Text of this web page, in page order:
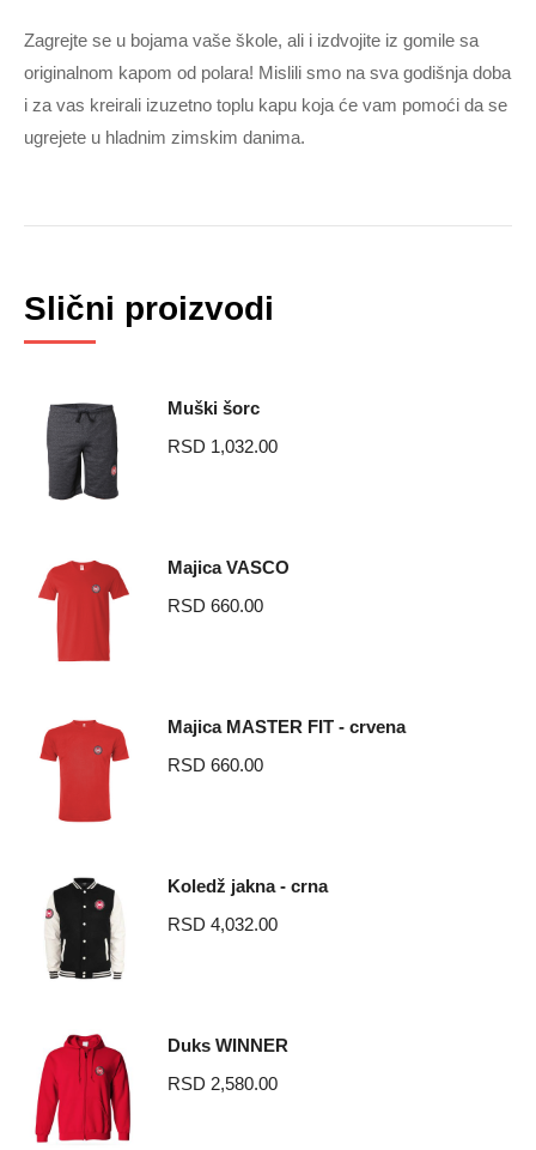
Zagrejte se u bojama vaše škole, ali i izdvojite iz gomile sa
originalnom kapom od polara! Mislili smo na sva godišnja doba
i za vas kreirali izuzetno toplu kapu koja će vam pomoći da se
ugrejete u hladnim zimskim danima.
Related products
Muški šorc
RSD 1,032.00
Majica VASCO
RSD 660.00
Majica MASTER FIT - crvena
RSD 660.00
Koledž jakna - crna
RSD 4,032.00
Duks WINNER
RSD 2,580.00